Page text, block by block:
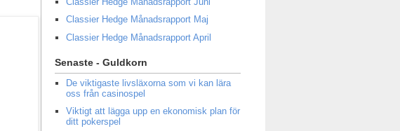
Classier Hedge Månadsrapport Maj
Classier Hedge Månadsrapport April
Senaste - Guldkorn
De viktigaste livsläxorna som vi kan lära
oss från casinospel
Viktigt att lägga upp en ekonomisk plan för
ditt pokerspel